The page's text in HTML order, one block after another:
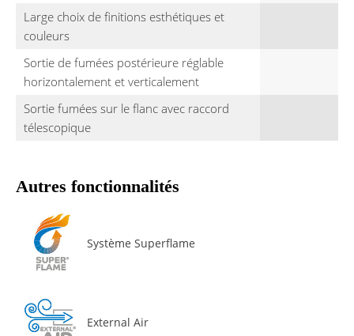
Large choix de finitions esthétiques et
couleurs
Sortie de fumées postérieure réglable
horizontalement et verticalement
Sortie fumées sur le flanc avec raccord
télescopique
Autres fonctionnalités
Système Superflame
External Air